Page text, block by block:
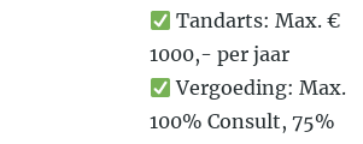
Tandarts: Max. €
1000,- per jaar
Vergoeding: Max.
100% Consult, 75%